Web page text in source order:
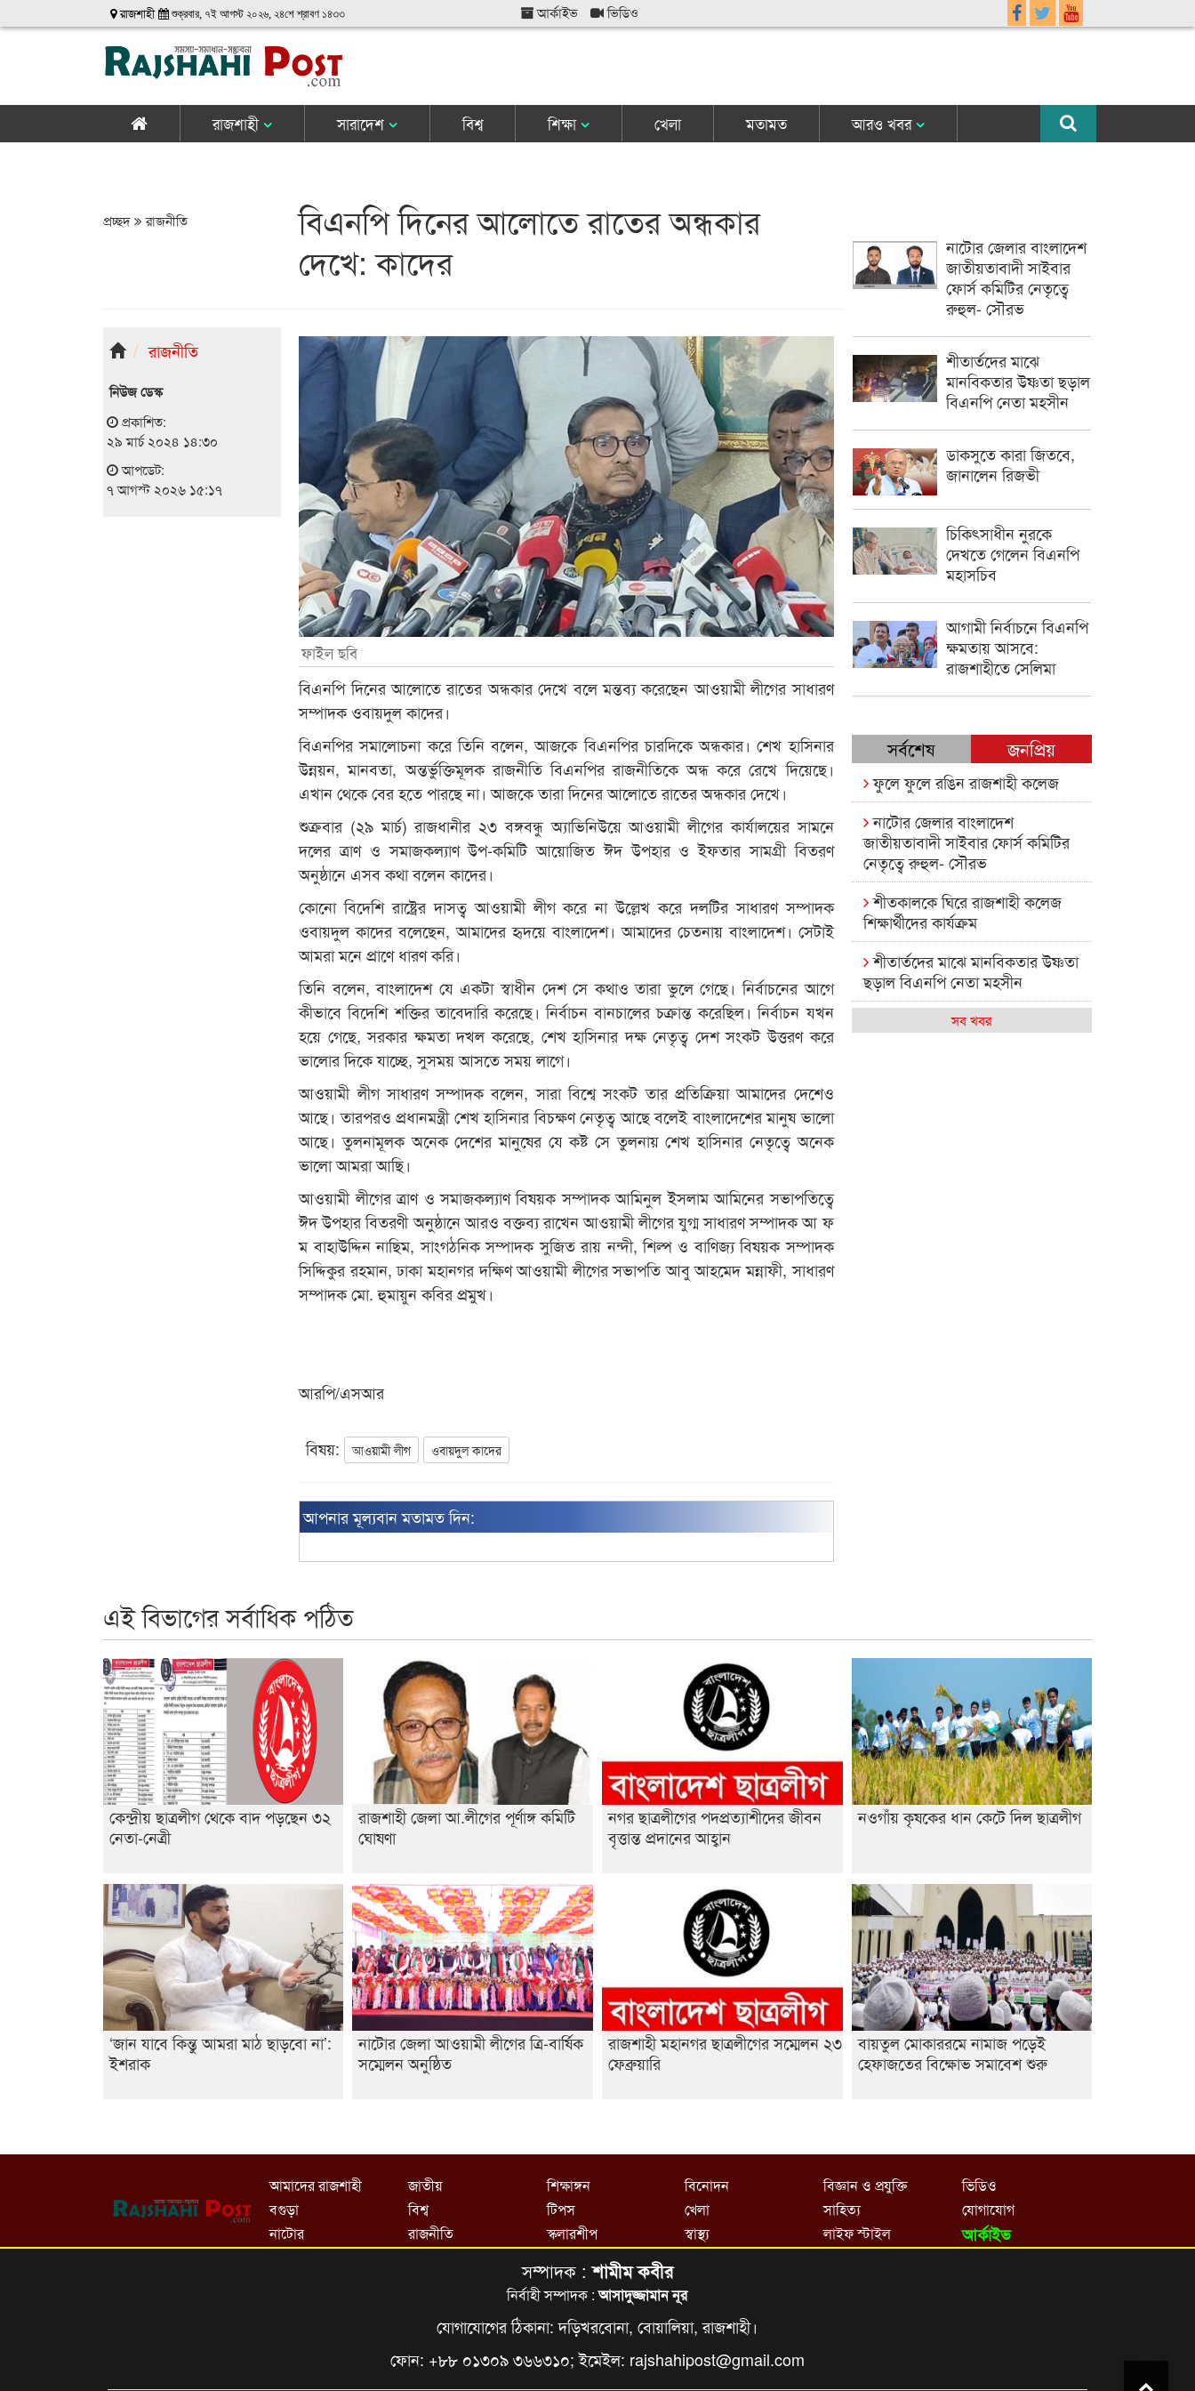
রাজশাহী শুক্রবার, ৭ই আগস্ট ২০২৬, ২৪শে শ্রাবণ ১৪৩৩ আর্কাইভ ভিডিও
রাজশাহী সারাদেশ বিশ্ব শিক্ষা খেলা মতামত আরও খবর
প্রচ্ছদ রাজনীতি
বিএনপি দিনের আলোতে রাতের অন্ধকার
দেখে: কাদের
রাজনীতি
নিউজ ডেস্ক
প্রকাশিত:
২৯ মার্চ ২০২৪ ১৪:৩০
আপডেট:
৭ আগস্ট ২০২৬ ১৫:১৭
ফাইল ছবি
বিএনপি দিনের আলোতে রাতের অন্ধকার দেখে বলে মন্তব্য করেছেন আওয়ামী লীগের সাধারণ
সম্পাদক ওবায়দুল কাদের।
বিএনপির সমালোচনা করে তিনি বলেন, আজকে বিএনপির চারদিকে অন্ধকার। শেখ হাসিনার
উন্নয়ন, মানবতা, অন্তর্ভুক্তিমূলক রাজনীতি বিএনপির রাজনীতিকে অন্ধ করে রেখে দিয়েছে।
এখান থেকে বের হতে পারছে না। আজকে তারা দিনের আলোতে রাতের অন্ধকার দেখে।
শুক্রবার (২৯ মার্চ) রাজধানীর ২৩ বঙ্গবন্ধু অ্যাভিনিউয়ে আওয়ামী লীগের কার্যালয়ের সামনে
দলের ত্রাণ ও সমাজকল্যাণ উপ-কমিটি আয়োজিত ঈদ উপহার ও ইফতার সামগ্রী বিতরণ
অনুষ্ঠানে এসব কথা বলেন কাদের।
কোনো বিদেশি রাষ্ট্রের দাসত্ব আওয়ামী লীগ করে না উল্লেখ করে দলটির সাধারণ সম্পাদক
ওবায়দুল কাদের বলেছেন, আমাদের হৃদয়ে বাংলাদেশ। আমাদের চেতনায় বাংলাদেশ। সেটাই
আমরা মনে প্রাণে ধারণ করি।
তিনি বলেন, বাংলাদেশ যে একটা স্বাধীন দেশ সে কথাও তারা ভুলে গেছে। নির্বাচনের আগে
কীভাবে বিদেশি শক্তির তাবেদারি করেছে। নির্বাচন বানচালের চক্রান্ত করেছিল। নির্বাচন যখন
হয়ে গেছে, সরকার ক্ষমতা দখল করেছে, শেখ হাসিনার দক্ষ নেতৃত্ব দেশ সংকট উত্তরণ করে
ভালোর দিকে যাচ্ছে, সুসময় আসতে সময় লাগে।
আওয়ামী লীগ সাধারণ সম্পাদক বলেন, সারা বিশ্বে সংকট তার প্রতিক্রিয়া আমাদের দেশেও
আছে। তারপরও প্রধানমন্ত্রী শেখ হাসিনার বিচক্ষণ নেতৃত্ব আছে বলেই বাংলাদেশের মানুষ ভালো
আছে। তুলনামূলক অনেক দেশের মানুষের যে কষ্ট সে তুলনায় শেখ হাসিনার নেতৃত্বে অনেক
ভালো আমরা আছি।
আওয়ামী লীগের ত্রাণ ও সমাজকল্যাণ বিষয়ক সম্পাদক আমিনুল ইসলাম আমিনের সভাপতিত্বে
ঈদ উপহার বিতরণী অনুষ্ঠানে আরও বক্তব্য রাখেন আওয়ামী লীগের যুগ্ম সাধারণ সম্পাদক আ ফ
ম বাহাউদ্দিন নাছিম, সাংগঠনিক সম্পাদক সুজিত রায় নন্দী, শিল্প ও বাণিজ্য বিষয়ক সম্পাদক
সিদ্দিকুর রহমান, ঢাকা মহানগর দক্ষিণ আওয়ামী লীগের সভাপতি আবু আহমেদ মন্নাফী, সাধারণ
সম্পাদক মো. হুমায়ুন কবির প্রমুখ।
আরপি/এসআর
বিষয়: আওয়ামী লীগ ওবায়দুল কাদের
আপনার মূল্যবান মতামত দিন:
নাটোর জেলার বাংলাদেশ
জাতীয়তাবাদী সাইবার
ফোর্স কমিটির নেতৃত্বে
রুহুল- সৌরভ
শীতার্তদের মাঝে
মানবিকতার উষ্ণতা ছড়াল
বিএনপি নেতা মহসীন
ডাকসুতে কারা জিতবে,
জানালেন রিজভী
চিকিৎসাধীন ‍নুরকে
দেখতে গেলেন বিএনপি
মহাসচিব
আগামী নির্বাচনে বিএনপি
ক্ষমতায় আসবে:
রাজশাহীতে সেলিমা
সর্বশেষ জনপ্রিয়
ফুলে ফুলে রঙিন রাজশাহী কলেজ
নাটোর জেলার বাংলাদেশ
জাতীয়তাবাদী সাইবার ফোর্স কমিটির
নেতৃত্বে রুহুল- সৌরভ
শীতকালকে ঘিরে রাজশাহী কলেজ
শিক্ষার্থীদের কার্যক্রম
শীতার্তদের মাঝে মানবিকতার উষ্ণতা
ছড়াল বিএনপি নেতা মহসীন
রাজশাহী কলেজের মিষ্টি বিকেল
সব খবর
এই বিভাগের সর্বাধিক পঠিত
কেন্দ্রীয় ছাত্রলীগ থেকে বাদ পড়ছেন ৩২
নেতা-নেত্রী
রাজশাহী জেলা আ.লীগের পূর্ণাঙ্গ কমিটি
ঘোষণা
নগর ছাত্রলীগের পদপ্রত্যাশীদের জীবন
বৃত্তান্ত প্রদানের আহ্বান
নওগাঁয় কৃষকের ধান কেটে দিল ছাত্রলীগ
‘জান যাবে কিন্তু আমরা মাঠ ছাড়বো না’:
ইশরাক
নাটোর জেলা আওয়ামী লীগের ত্রি-বার্ষিক
সম্মেলন অনুষ্ঠিত
রাজশাহী মহানগর ছাত্রলীগের সম্মেলন ২৩
ফেব্রুয়ারি
বায়তুল মোকাররমে নামাজ পড়েই
হেফাজতের বিক্ষোভ সমাবেশ শুরু
আমাদের রাজশাহী
বগুড়া
নাটোর
জাতীয়
বিশ্ব
রাজনীতি
শিক্ষাঙ্গন
টিপস
স্কলারশীপ
বিনোদন
খেলা
স্বাস্থ্য
বিজ্ঞান ও প্রযুক্তি
সাহিত্য
লাইফ স্টাইল
ভিডিও
যোগাযোগ
আর্কাইভ
সম্পাদক : শামীম কবীর
নির্বাহী সম্পাদক :আসাদুজ্জামান নূর
যোগাযোগের ঠিকানা: দড়িখরবোনা, বোয়ালিয়া, রাজশাহী।
ফোন: +৮৮ ০১৩০৯ ৩৬৬৩১০; ইমেইল: rajshahipost@gmail.com